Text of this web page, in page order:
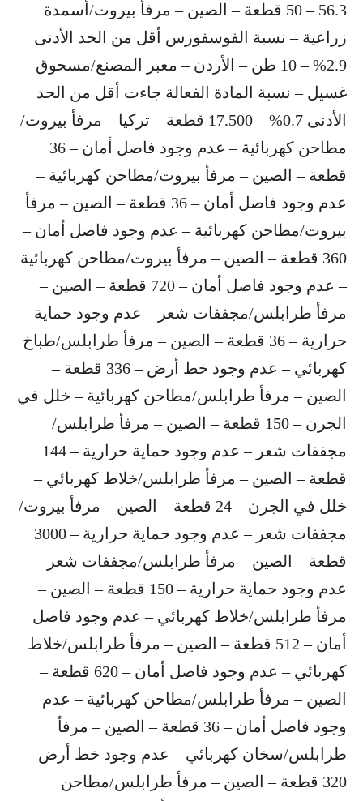
56.3 – 50 قطعة – ​الصين​ – ​مرفأ بيروت​/​أسمدة
زراعية​ – نسبة الفوسفورس أقل من الحد الأدنى
2.9% – 10 طن – ​الأردن​ – معبر المصنع/مسحوق
غسيل – نسبة المادة الفعالة جاءت أقل من الحد
الأدنى 0.7% – 17.500 قطعة – تركيا – مرفأ بيروت/​
مطاحن كهربائية​ – عدم وجود فاصل أمان – 36
قطعة – الصين – مرفأ بيروت/مطاحن كهربائية –
عدم وجود فاصل أمان – 36 قطعة – الصين – مرفأ
بيروت/مطاحن كهربائية – عدم وجود فاصل أمان –
360 قطعة – الصين – مرفأ بيروت/مطاحن كهربائية
– عدم وجود فاصل أمان – 720 قطعة – الصين – ​
مرفأ طرابلس​/​مجففات شعر​ – عدم وجود حماية
حرارية – 36 قطعة – الصين – مرفأ طرابلس/طباخ
كهربائي – عدم وجود خط أرض – 336 قطعة –
الصين – مرفأ طرابلس/مطاحن كهربائية – خلل في
الجرن – 150 قطعة – الصين – مرفأ طرابلس/
مجففات شعر – عدم وجود حماية حرارية – 144
قطعة – الصين – مرفأ طرابلس/​خلاط كهربائي​ –
خلل في الجرن – 24 قطعة – الصين – مرفأ بيروت/
مجففات شعر – عدم وجود حماية حرارية – 3000
قطعة – الصين – مرفأ طرابلس/مجففات شعر –
عدم وجود حماية حرارية – 150 قطعة – الصين –
مرفأ طرابلس/خلاط كهربائي – عدم وجود فاصل
أمان – 512 قطعة – الصين – مرفأ طرابلس/خلاط
كهربائي – عدم وجود فاصل أمان – 620 قطعة –
الصين – مرفأ طرابلس/مطاحن كهربائية – عدم
وجود فاصل أمان – 36 قطعة – الصين – مرفأ
طرابلس/سخان كهربائي – عدم وجود خط أرض –
320 قطعة – الصين – مرفأ طرابلس/مطاحن